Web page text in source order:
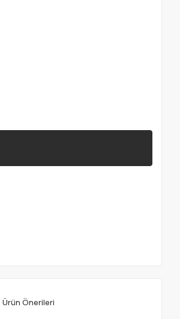
Ürün Önerileri